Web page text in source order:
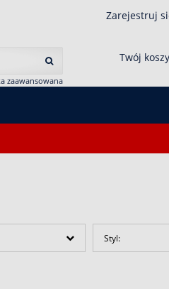
zaawansowana
Zarejestruj
Twój
Styl: